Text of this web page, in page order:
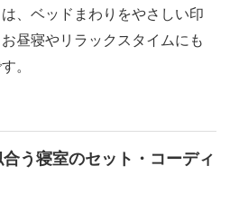
、ベッドまわりをやさしい印
昼寝やリラックスタイムにも
。
う寝室のセット・コーディ